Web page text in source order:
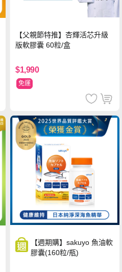
【父親節特推】杏輝活芯升級
版軟膠囊 60粒/盒
$1,990
免運
【週期購】sakuyo 魚油軟
膠囊(160粒/瓶)